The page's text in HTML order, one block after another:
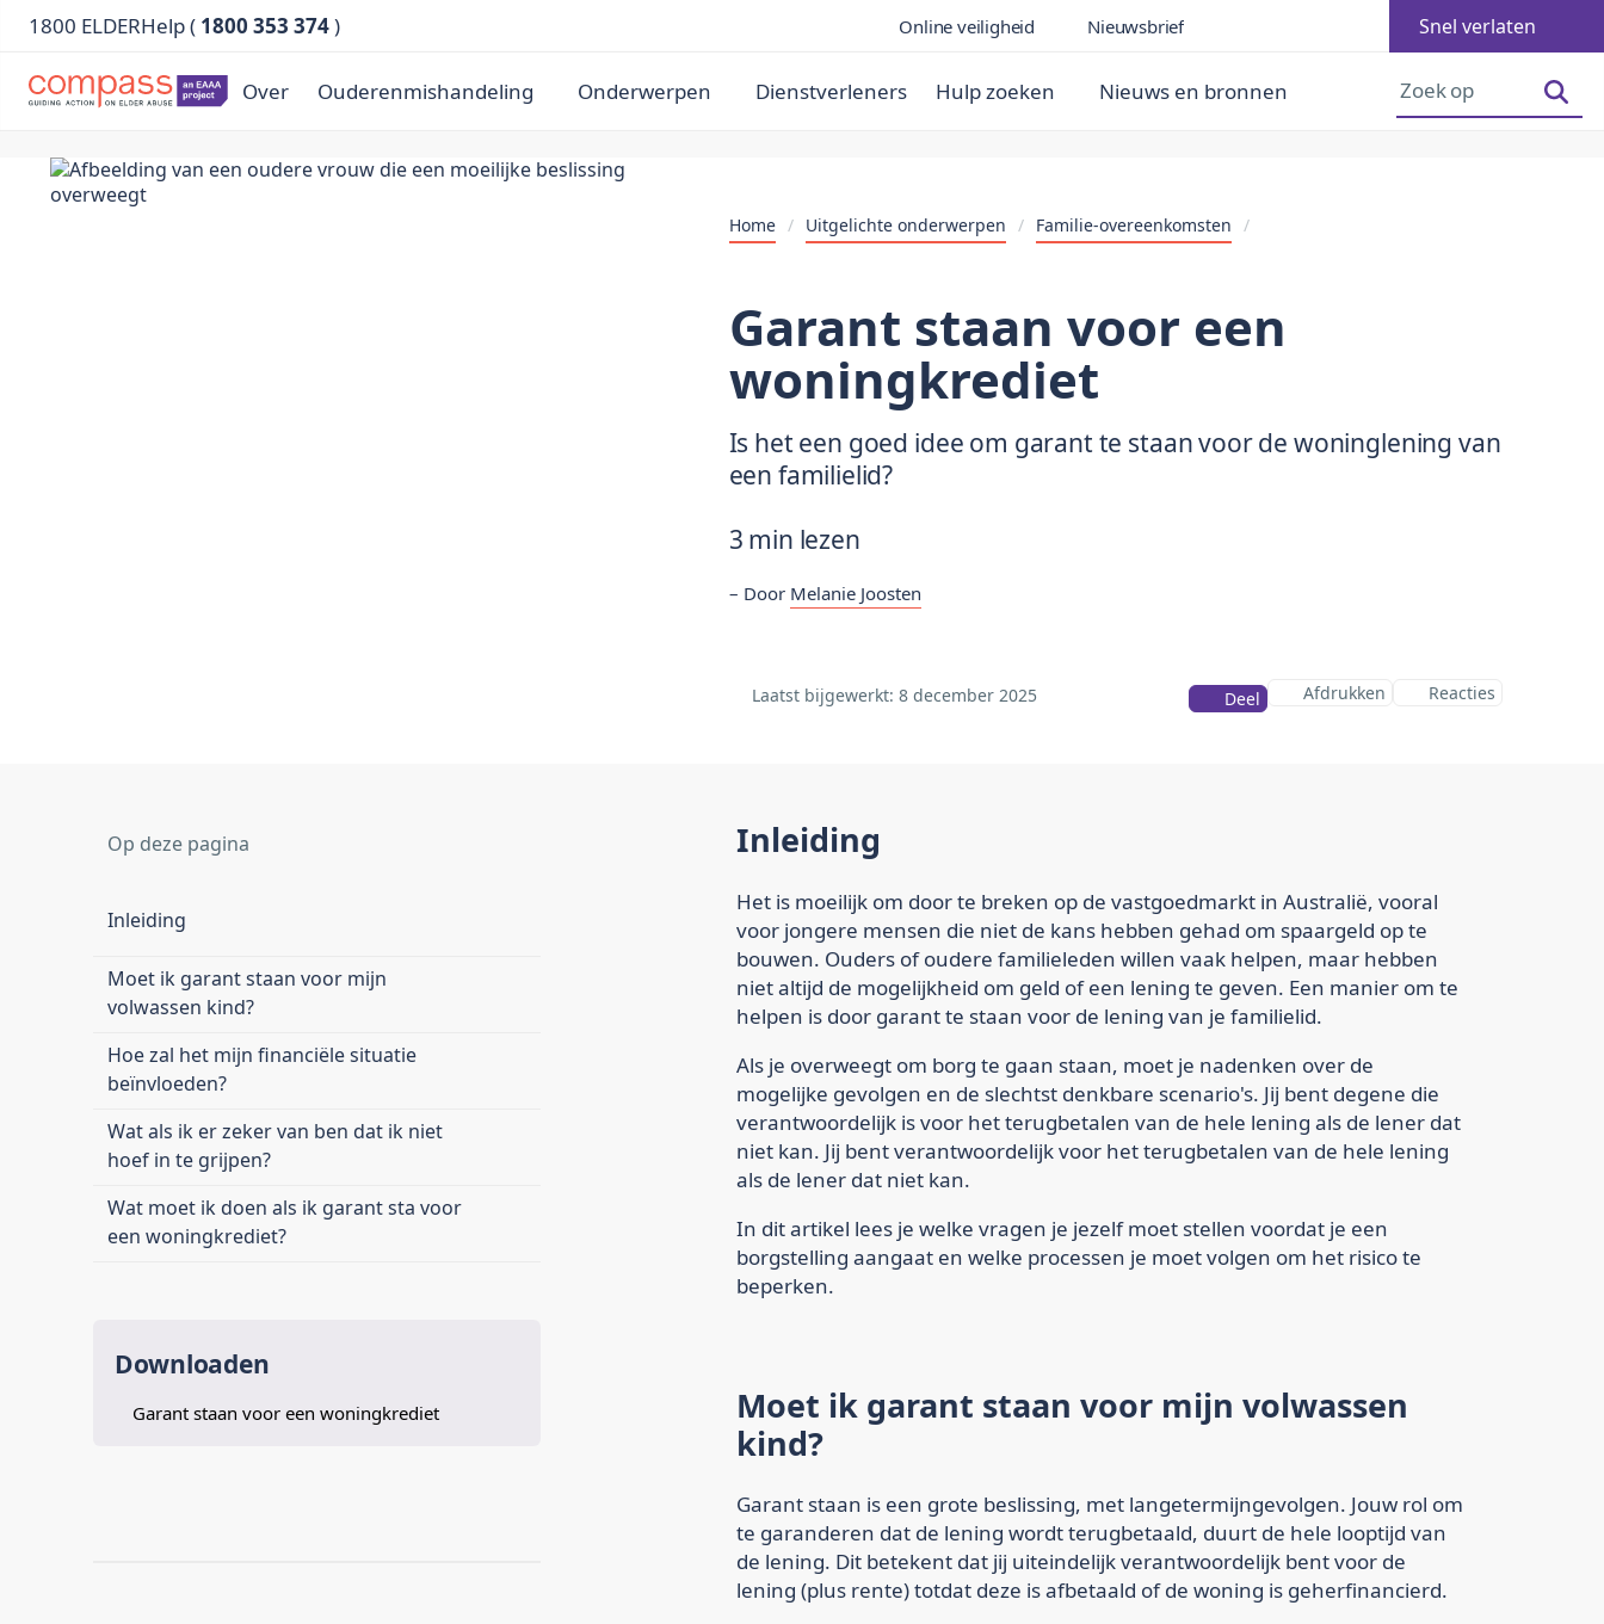
1800 ELDERHelp ( 1800 353 374) Online veiligheid Nieuwsbrief Snel verlaten
Over Ouderenmishandeling Onderwerpen Dienstverleners Hulp zoeken Nieuws en bronnen
Home / Uitgelichte onderwerpen / Familie-overeenkomsten /
Garant staan voor een
woningkrediet
Is het een goed idee om garant te staan voor de woninglening van
een familielid?
3 min lezen
Door Melanie Joosten
Laatst bijgewerkt: 8 december 2025 Deel Afdrukken Reacties
Op deze pagina
Inleiding
Moet ik garant staan voor mijn
volwassen kind?
Hoe zal het mijn financiële situatie
beïnvloeden?
Wat als ik er zeker van ben dat ik niet
hoef in te grijpen?
Wat moet ik doen als ik garant sta voor
een woningkrediet?
Downloaden
Garant staan voor een woningkrediet
Inleiding
Het is moeilijk om door te breken op de vastgoedmarkt in Australië, vooral
voor jongere mensen die niet de kans hebben gehad om spaargeld op te
bouwen. Ouders of oudere familieleden willen vaak helpen, maar hebben
niet altijd de mogelijkheid om geld of een lening te geven. Een manier om te
helpen is door garant te staan voor de lening van je familielid.
Als je overweegt om borg te gaan staan, moet je nadenken over de
mogelijke gevolgen en de slechtst denkbare scenario's. Jij bent degene die
verantwoordelijk is voor het terugbetalen van de hele lening als de lener dat
niet kan. Jij bent verantwoordelijk voor het terugbetalen van de hele lening
als de lener dat niet kan.
In dit artikel lees je welke vragen je jezelf moet stellen voordat je een
borgstelling aangaat en welke processen je moet volgen om het risico te
beperken.
Moet ik garant staan voor mijn volwassen
kind?
Garant staan is een grote beslissing, met langetermijngevolgen. Jouw rol om
te garanderen dat de lening wordt terugbetaald, duurt de hele looptijd van
de lening. Dit betekent dat jij uiteindelijk verantwoordelijk bent voor de
lening (plus rente) totdat deze is afbetaald of de woning is geherfinancierd.